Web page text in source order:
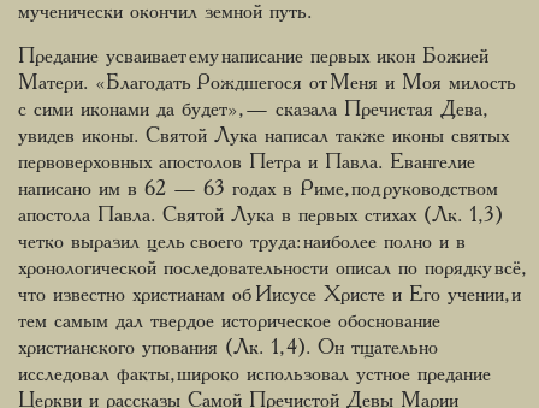
мученически окончил земной путь.
Предание усваивает ему написание первых икон Божией
Матери. «Благодать Рождшегося от Меня и Моя милость
с сими иконами да будет», — сказала Пречистая Дева,
увидев иконы. Святой Лука написал также иконы святых
первоверховных апостолов Петра и Павла. Евангелие
написано им в 62 — 63 годах в Риме, под руководством
апостола Павла. Святой Лука в первых стихах (Лк. 1,3)
четко выразил цель своего труда: наиболее полно и в
хронологической последовательности описал по порядку всё,
что известно христианам об Иисусе Христе и Его учении, и
тем самым дал твердое историческое обоснование
христианского упования (Лк. 1, 4). Он тщательно
исследовал факты, широко использовал устное предание
Церкви и рассказы Самой Пречистой Девы Марии